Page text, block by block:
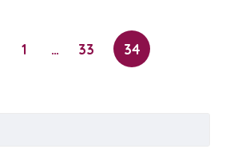
1 … 33 34